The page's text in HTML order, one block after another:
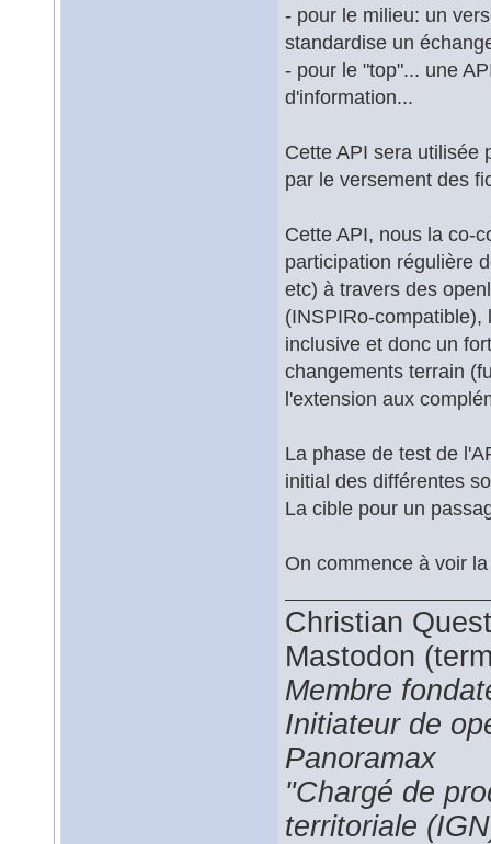
- pour le milieu: un
standardise un
- pour le "top"... une
d'information...
Cette API sera utilisée
par le versement des
Cette API, nous la co-
participation régulière
etc) à travers des
(INSPIRo-
inclusive et donc un
changements terrain
l'extension aux
La phase de test de
initial des différentes
La cible pour un
On commence à voir
Christian
Mastodon
Membre
Initiateur de
Panoramax
"Chargé de
territoriale